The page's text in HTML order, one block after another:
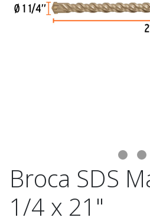
Broca SDS
1/4 x 21"